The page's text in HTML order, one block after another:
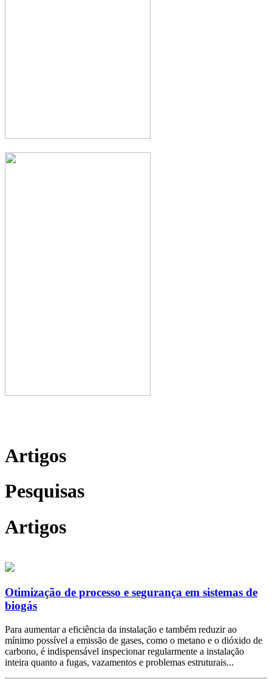
Artigos
Pesquisas
Artigos
Otimização de processo e segurança em sistemas de
biogás
Para aumentar a eficiência da instalação e também reduzir ao
mínimo possível a emissão de gases, como o metano e o dióxido de
carbono, é indispensável inspecionar regularmente a instalação
inteira quanto a fugas, vazamentos e problemas estruturais...